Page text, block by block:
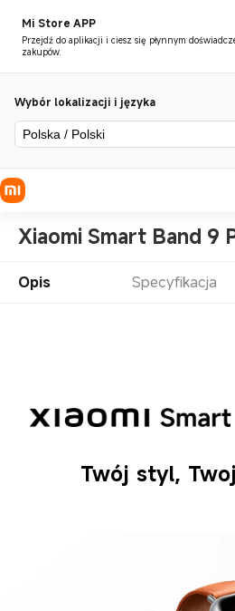
Mi Store APP
Przejdź do aplikacji i ciesz się płynnym
zakupów.
Wybór lokalizacji i języka
Polska / Polski
Xiaomi Smart Band 9
Opis Specyfikacja
Twój styl,